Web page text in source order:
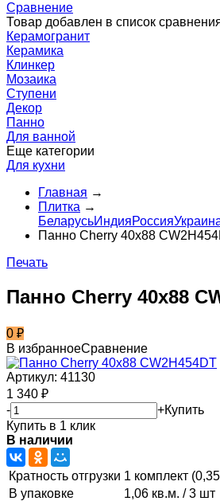
Сравнение
Товар добавлен в список
Керамогранит
Керамика
Клинкер
Мозаика
Ступени
Декор
Панно
Для ванной
Еще категории
Для кухни
Главная →
Плитка →
БеларусьИндияРоссия
Панно Cherry 40x88
Печать
Панно Cherry 40x88
0 ₽
В избранноеСравнение
Артикул: 41130
1 340 ₽
-
+Купить
Купить в 1 клик
В наличии
Кратность отгрузки 1 комплект
В упаковке
1,06 кв.м. / 3 шт